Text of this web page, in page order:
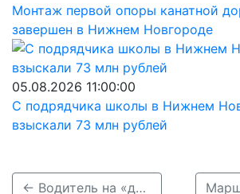
Монтаж первой опоры канатной
завершен в Нижнем Новгороде
05.08.2026 11:00:00
С подрядчика школы в Нижнем
взыскали 73 млн рублей
← Водитель на «десятке» насмерть сбил лося в Сергачском районе